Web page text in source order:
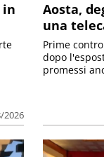
in
2026
Aosta,
una
Prime
dopo
promessi